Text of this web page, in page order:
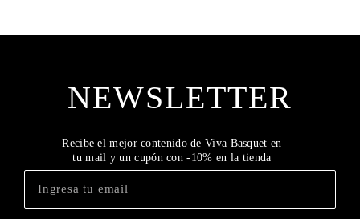
NEWSLETTER
Recibe el mejor contenido de Viva Basquet en
tu mail y un cupón con -10% en la tienda